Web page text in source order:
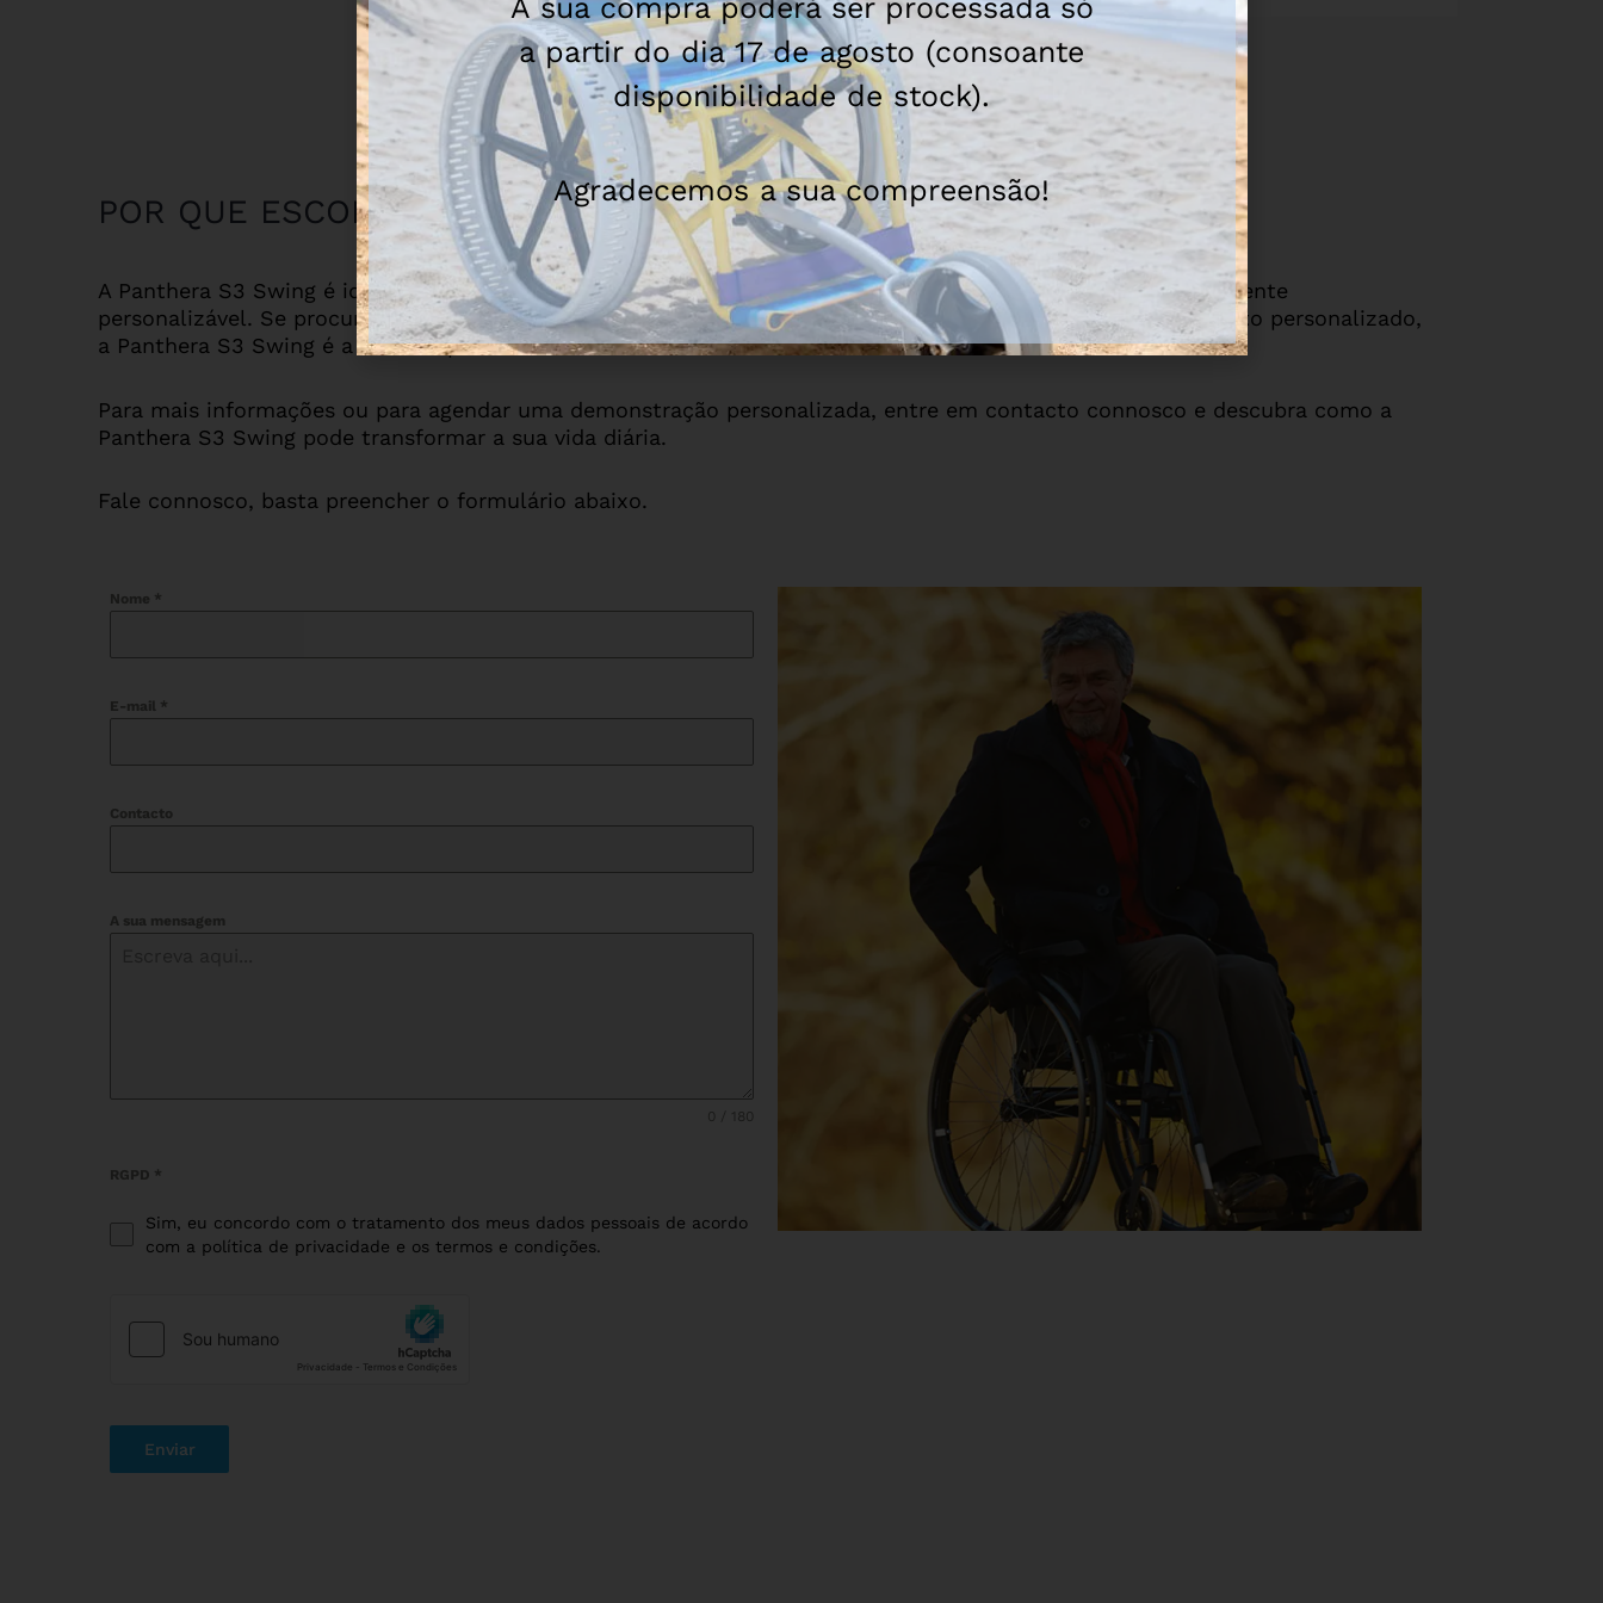
POR QUE ESCOLHER A PANTHERA S3 SWING?
A Panthera S3 Swing é ideal para utilizadores que valorizam uma cadeira de rodas manual ativa, leve e altamente
personalizável. Se procura uma solução que ofereça desempenho dinâmico, facilidade de transporte e conforto personalizado,
a Panthera S3 Swing é a escolha perfeita.
Para mais informações ou para agendar uma demonstração personalizada, entre em contacto connosco e descubra como a
Panthera S3 Swing pode transformar a sua vida diária.
Fale connosco, basta preencher o formulário abaixo.
Nome *
E-mail *
Contacto
A sua mensagem
0 / 180
RGPD *
Sim, eu concordo com o tratamento dos meus dados pessoais de acordo
com a política de privacidade e os termos e condições.
Enviar
A sua compra poderá ser processada só
a partir do dia 17 de agosto (consoante
disponibilidade de stock).
Agradecemos a sua compreensão!